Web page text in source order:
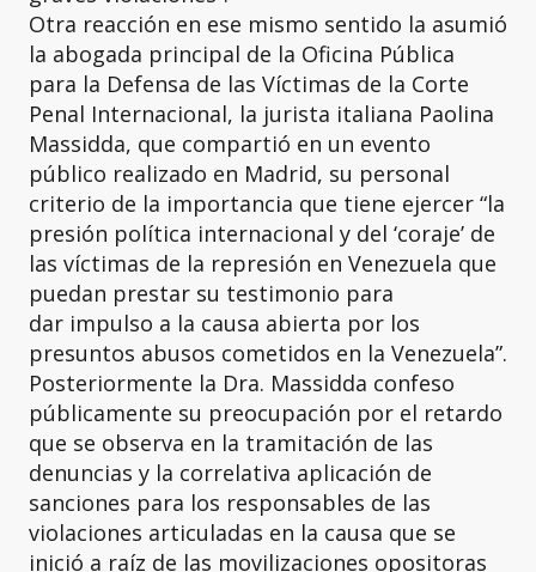
Otra reacción en ese mismo sentido la asumió
la abogada principal de la Oficina Pública
para la Defensa de las Víctimas de la Corte
Penal Internacional, la jurista italiana Paolina
Massidda, que compartió en un evento
público realizado en Madrid, su personal
criterio de la importancia que tiene ejercer “la
presión política internacional y del ‘coraje’ de
las víctimas de la represión en Venezuela que
puedan prestar su testimonio para
dar impulso a la causa abierta por los
presuntos abusos cometidos en la Venezuela”.
Posteriormente la Dra. Massidda confeso
públicamente su preocupación por el retardo
que se observa en la tramitación de las
denuncias y la correlativa aplicación de
sanciones para los responsables de las
violaciones articuladas en la causa que se
inició a raíz de las movilizaciones opositoras